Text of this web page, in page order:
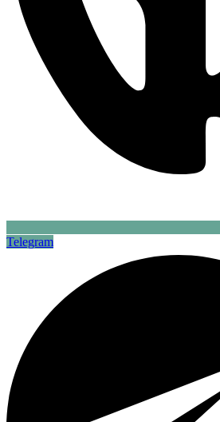
Telegram